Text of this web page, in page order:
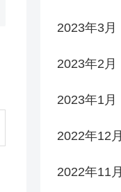
2023年3月
2023年2月
2023年1月
2022年12月
2022年11月